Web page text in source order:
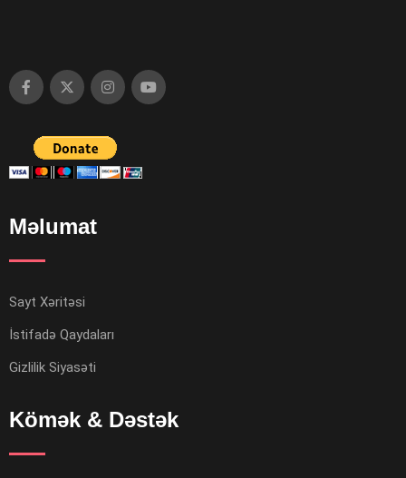
Məlumat
Sayt Xəritəsi
İstifadə Qaydaları
Gizlilik Siyasəti
Kömək & Dəstək